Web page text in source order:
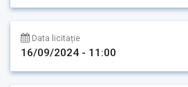
Data licitație
16/09/2024 - 11:00